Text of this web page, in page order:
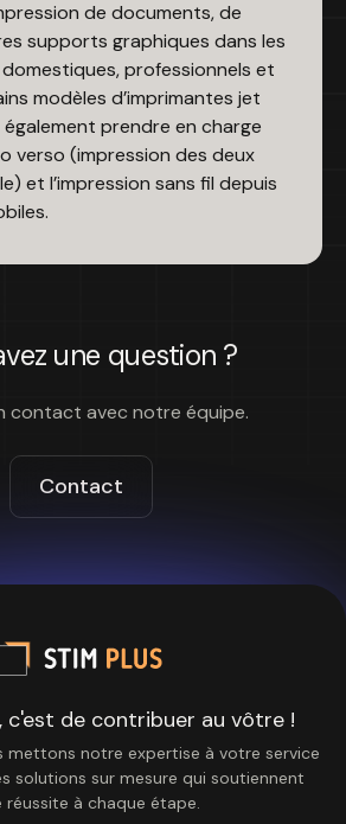
de documents, de
supports graphiques dans les
professionnels et
modèles d’imprimantes jet
prendre en charge
verso (impression des deux
et l’impression sans fil depuis
une question ?
contact avec notre équipe.
Contact
c'est de contribuer au vôtre !
mettons notre expertise à votre service
solutions sur mesure qui soutiennent
réussite à chaque étape.